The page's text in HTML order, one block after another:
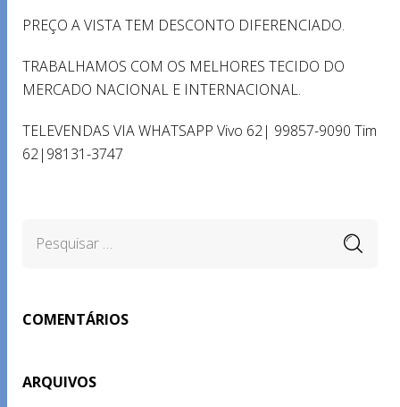
PREÇO A VISTA TEM DESCONTO DIFERENCIADO.
TRABALHAMOS COM OS MELHORES TECIDO DO
MERCADO NACIONAL E INTERNACIONAL.
TELEVENDAS VIA WHATSAPP Vivo 62| 99857-9090 Tim
62|98131-3747
COMENTÁRIOS
ARQUIVOS